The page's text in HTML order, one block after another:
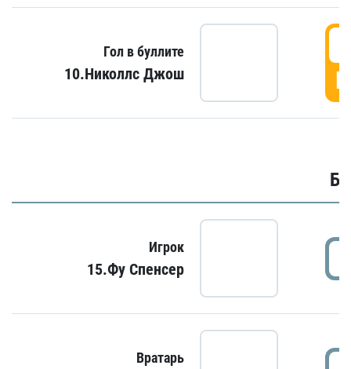
Гол в буллите
10.Николлс Джош
Игрок
15.Фу Спенсер
Вратарь